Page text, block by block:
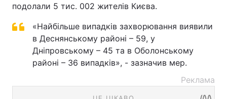
подолали 5 тис. 002 жителів Києва.
«Найбільше випадків захворювання виявили
в Деснянському районі – 59, у
Дніпровському – 45 та в Оболонському
районі – 36 випадків», - зазначив мер.
Реклама